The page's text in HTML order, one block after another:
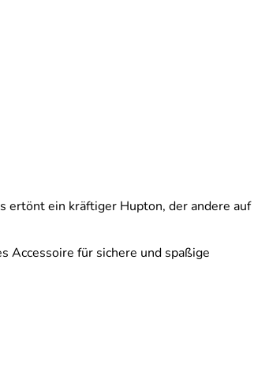
ertönt ein kräftiger Hupton, der andere auf
Accessoire für sichere und spaßige